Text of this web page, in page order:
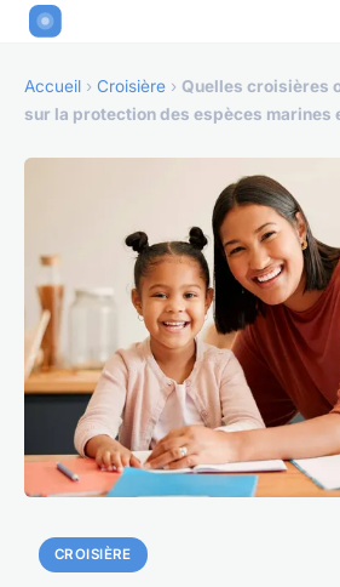
Accueil › Croisière › Quelles croisières
sur la protection des espèces marines
CROISIÈRE